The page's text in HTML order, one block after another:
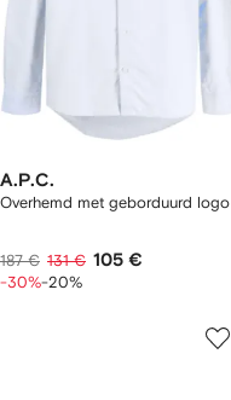
A.P.C.
Overhemd met geborduurd logo
187 € 131 € 105 €
-30%-20%